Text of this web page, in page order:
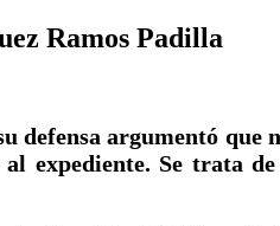
Ramos Padilla
argumentó que
expediente. Se trata